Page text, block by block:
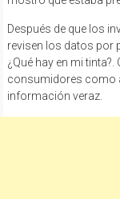
Después de que los
revisen los datos por
¿Qué hay en mi
consumidores como
información veraz.